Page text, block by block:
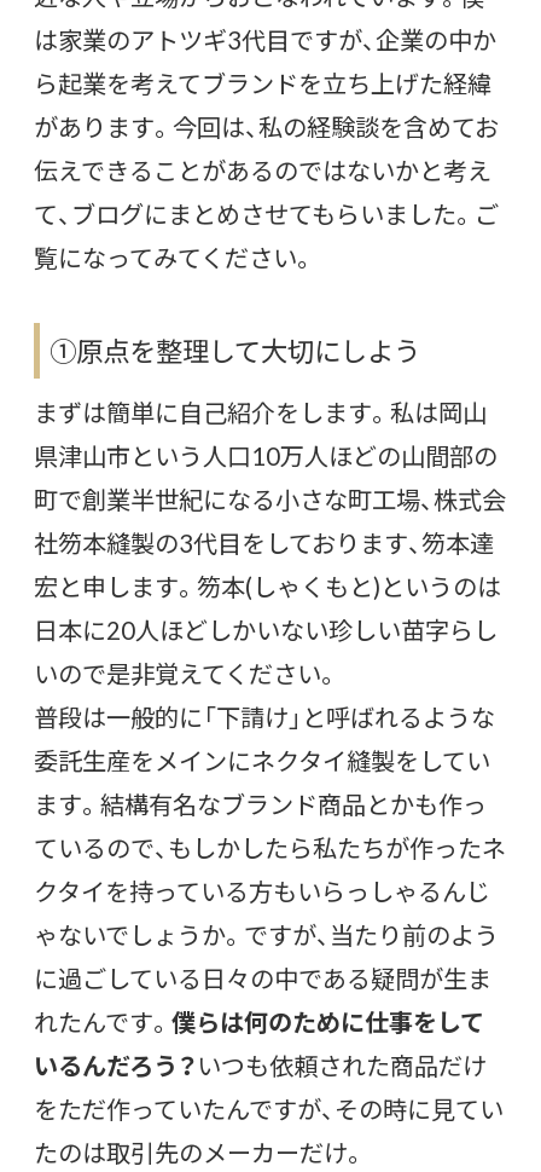
は家業のアトツギ3代目ですが、企業の中か
ら起業を考えてブランドを立ち上げた経緯
があります。今回は、私の経験談を含めてお
伝えできることがあるのではないかと考え
て、ブログにまとめさせてもらいました。ご
覧になってみてください。
①原点を整理して大切にしよう
まずは簡単に自己紹介をします。私は岡山
県津山市という人口10万人ほどの山間部の
町で創業半世紀になる小さな町工場、株式会
社笏本縫製の3代目をしております、笏本達
宏と申します。笏本(しゃくもと)というのは
日本に20人ほどしかいない珍しい苗字らし
いので是非覚えてください。
普段は一般的に「下請け」と呼ばれるような
委託生産をメインにネクタイ縫製をしてい
ます。結構有名なブランド商品とかも作っ
ているので、もしかしたら私たちが作ったネ
クタイを持っている方もいらっしゃるんじ
ゃないでしょうか。ですが、当たり前のよう
に過ごしている日々の中である疑問が生ま
れたんです。 僕らは何のために仕事をして
いるんだろう？いつも依頼された商品だけ
をただ作っていたんですが、その時に見てい
たのは取引先のメーカーだけ。